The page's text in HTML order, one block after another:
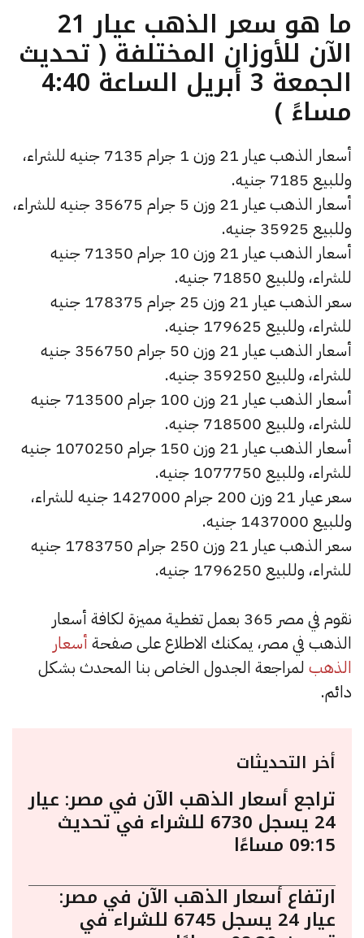
ما هو سعر الذهب عيار 21
الآن للأوزان المختلفة ( تحديث
الجمعة 3 أبريل الساعة 4:40
مساءً )
أسعار الذهب عيار 21 وزن 1 جرام 7135 جنيه للشراء،
وللبيع 7185 جنيه.
أسعار الذهب عيار 21 وزن 5 جرام 35675 جنيه للشراء،
وللبيع 35925 جنيه.
أسعار الذهب عيار 21 وزن 10 جرام 71350 جنيه
للشراء، وللبيع 71850 جنيه.
سعر الذهب عيار 21 وزن 25 جرام 178375 جنيه
للشراء، وللبيع 179625 جنيه.
أسعار الذهب عيار 21 وزن 50 جرام 356750 جنيه
للشراء، وللبيع 359250 جنيه.
أسعار الذهب عيار 21 وزن 100 جرام 713500 جنيه
للشراء، وللبيع 718500 جنيه.
أسعار الذهب عيار 21 وزن 150 جرام 1070250 جنيه
للشراء، وللبيع 1077750 جنيه.
سعر عيار 21 وزن 200 جرام 1427000 جنيه للشراء،
وللبيع 1437000 جنيه.
سعر الذهب عيار 21 وزن 250 جرام 1783750 جنيه
للشراء، وللبيع 1796250 جنيه.
نقوم في مصر 365 بعمل تغطية مميزة لكافة أسعار
الذهب في مصر، يمكنك الاطلاع على صفحة أسعار
الذهب لمراجعة الجدول الخاص بنا المحدث بشكل
دائم.
أخر التحديثات
تراجع أسعار الذهب الآن في مصر: عيار
24 يسجل 6730 للشراء في تحديث
09:15 مساءًا
ارتفاع أسعار الذهب الآن في مصر:
عيار 24 يسجل 6745 للشراء في